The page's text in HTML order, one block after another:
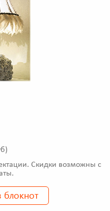
Скидки возможны с
блокнот